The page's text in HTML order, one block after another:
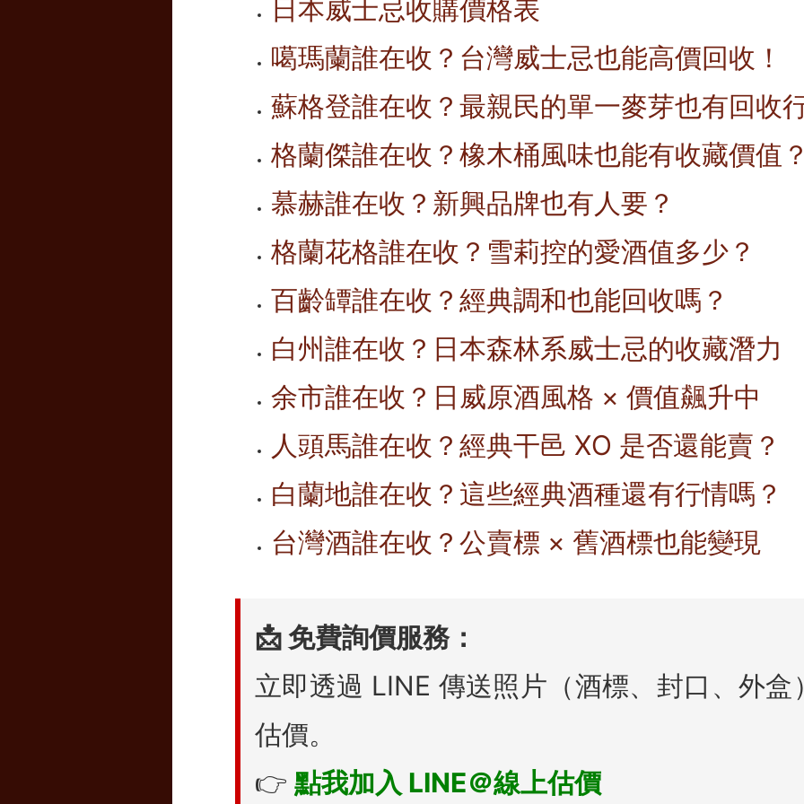
日本威士忌收購價格表
噶瑪蘭誰在收？台灣威士忌也能高價回收！
蘇格登誰在收？最親民的單一麥芽也有回收
格蘭傑誰在收？橡木桶風味也能有收藏價值？
慕赫誰在收？新興品牌也有人要？
格蘭花格誰在收？雪莉控的愛酒值多少？
百齡罈誰在收？經典調和也能回收嗎？
白州誰在收？日本森林系威士忌的收藏潛力
余市誰在收？日威原酒風格 × 價值飆升中
人頭馬誰在收？經典干邑 XO 是否還能賣？
白蘭地誰在收？這些經典酒種還有行情嗎？
台灣酒誰在收？公賣標 × 舊酒標也能變現
📩 免費詢價服務：
立即透過 LINE 傳送照片（酒標、封口、外盒
估價。
👉 點我加入 LINE＠線上估價